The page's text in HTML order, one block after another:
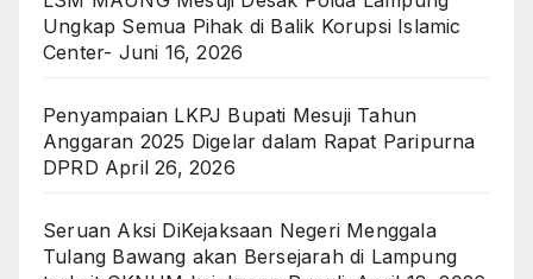
Ungkap Semua Pihak di Balik Korupsi Islamic
Center- Juni 16, 2026
Penyampaian LKPJ Bupati Mesuji Tahun
Anggaran 2025 Digelar dalam Rapat Paripurna
DPRD April 26, 2026
Seruan Aksi DiKejaksaan Negeri Menggala
Tulang Bawang akan Bersejarah di Lampung